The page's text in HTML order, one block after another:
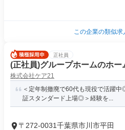
この企業の類似求
正社員
(正社員)グループホームのホー
株式会社ケア21
＜定年制撤廃で60代も現役で活躍
証スタンダード上場◎＞経験を...
〒272-0031千葉県市川市平田